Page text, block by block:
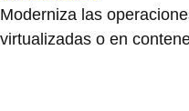
Moderniza las
virtualizadas o en